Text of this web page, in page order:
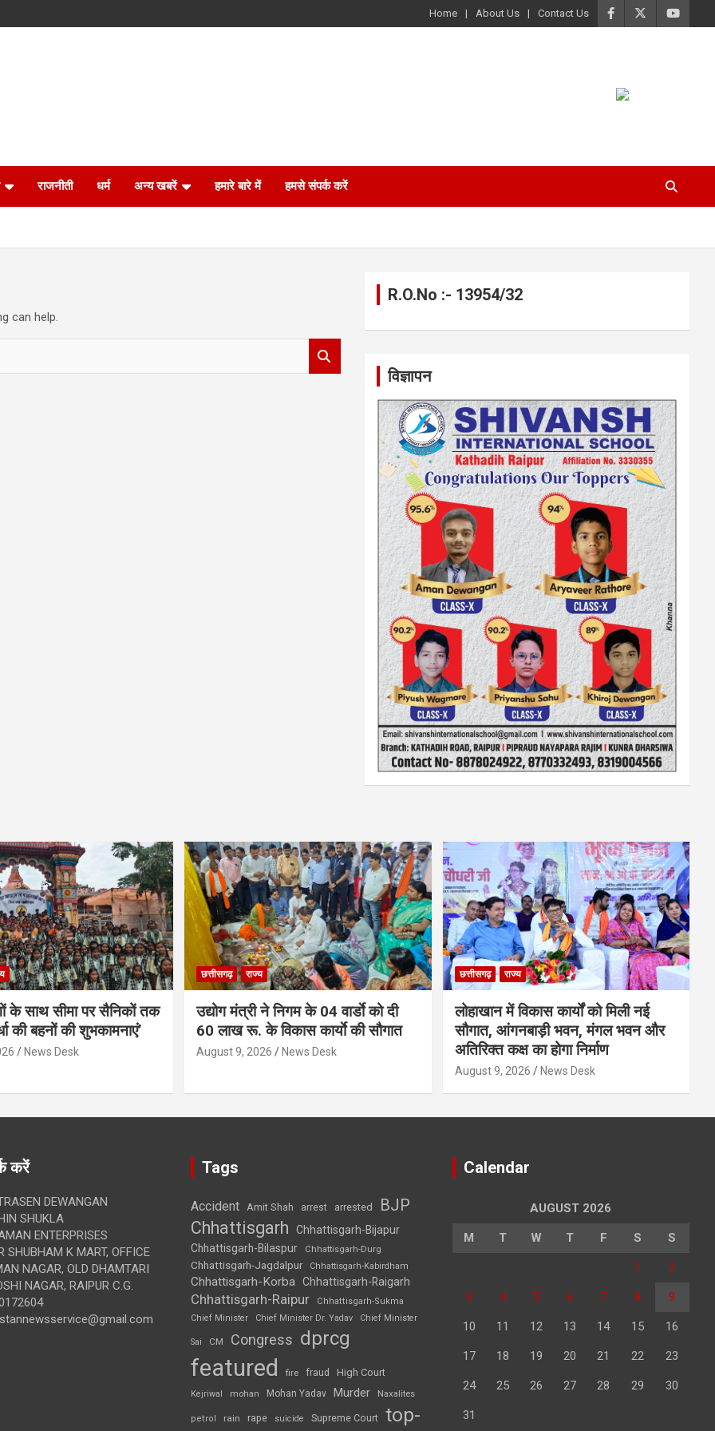
Home About Us Contact Us
राजनीती धर्म अन्य खबरें हमारे बारे में हमसे संपर्क करें
can help.
R.O.No :- 13954/32
विज्ञापन
के साथ सीमा पर सैनिकों तक
की बहनों की शुभकामनाएं’
News Desk
छत्तीसगढ़ राज्य
उद्योग मंत्री ने निगम के 04 वार्डाे को दी
60 लाख रू. के विकास कार्याे की सौगात
August 9, 2026 News Desk
छत्तीसगढ़ राज्य
लोहाखान में विकास कार्यों को मिली नई
सौगात, आंगनबाड़ी भवन, मंगल भवन और
अतिरिक्त कक्ष का होगा निर्माण
August 9, 2026 News Desk
करें
DEWANGAN
SHUKLA
ENTERPRISES
SHUBHAM K MART, OFFICE
NAGAR, OLD DHAMTARI
NAGAR, RAIPUR C.G.
Tags
Accident Amit Shah arrest arrested BJP
Chhattisgarh
Chhattisgarh-Bijapur
Chhattisgarh-Bilaspur
Chhattisgarh-Durg
Chhattisgarh-Jagdalpur Chhattisgarh-Kabirdham
Chhattisgarh-Korba Chhattisgarh-Raigarh
Chhattisgarh-Raipur
Chhattisgarh-Sukma
Chief Minister
Chief Minister Dr. Yadav Chief Minister
Sai CM Congress dprcg
featured fire fraud High Court
Kejriwal mohan Mohan Yadav Murder Naxalites
petrol rain rape suicide Supreme Court top-
Calendar
AUGUST 2026
M T W T F S S
1 2
3 4 5 6 7 8 9
10 11 12 13 14 15 16
17 18 19 20 21 22 23
24 25 26 27 28 29 30
31